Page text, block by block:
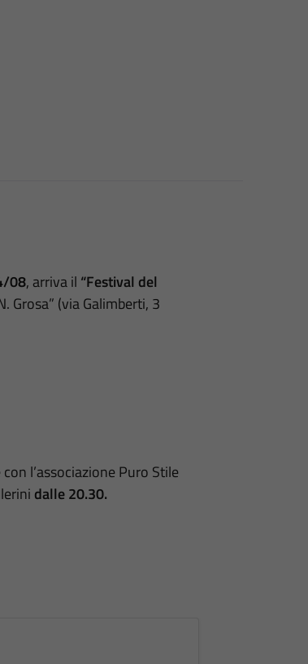
08, arriva il “Festival del
Grosa” (via Galimberti, 3
l’associazione Puro Stile
dalle 20.30.